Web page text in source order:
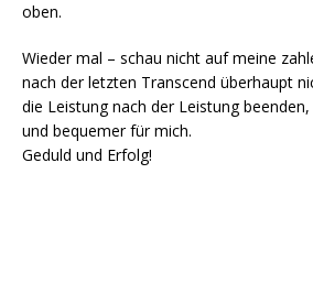
oben.
Wieder mal – schau nicht auf meine
nach der letzten Transcend überhaupt
die Leistung nach der Leistung
und bequemer für mich.
Geduld und Erfolg!